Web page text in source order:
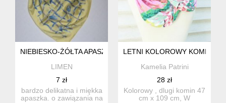
NIEBIESKO-ŻÓŁTA APASZKA
LIMEN
7 zł
bardzo delikatna i miękka
apaszka. o zawiązania na
LETNI KOLOROWY KOMIN
Kamelia Patrini
28 zł
Kolorowy , dlugi komin 47
cm x 109 cm, W